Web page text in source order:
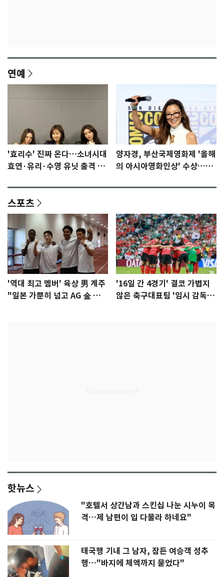
연예
'효리수' 진짜 온다…소녀시대
효연·유리·수영 유닛 출격 [N
양자경, 부산국제영화제 '올해
의 아시아영화인상' 수상…15
스포츠
'역대 최고 멤버' 육상 男 계주
"일본 가뿐히 넘고 AG 金 따겠
'16일 간 4경기' 결코 가볍지
않은 축구대표팀 '임시 감독'
핫뉴스
"호텔서 상간남과 스킨십 나눈 시누이 목
격…제 남편이 입 다물라 하네요"
태국행 기내 그 남자, 잠든 여승객 성추
행…"바지에 체액까지 묻었다"